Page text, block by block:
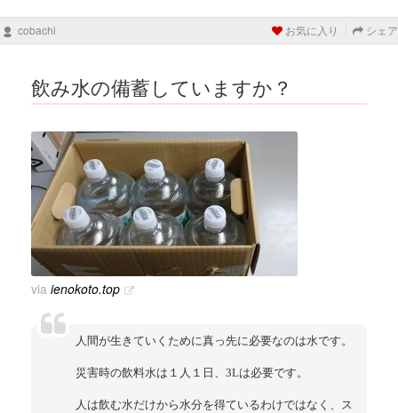
cobachi お気に入り シェア
飲み水の備蓄していますか？
via ienokoto.top
人間が生きていくために真っ先に必要なのは水です。
災害時の飲料水は１人１日、3Lは必要です。
人は飲む水だけから水分を得ているわけではなく、ス